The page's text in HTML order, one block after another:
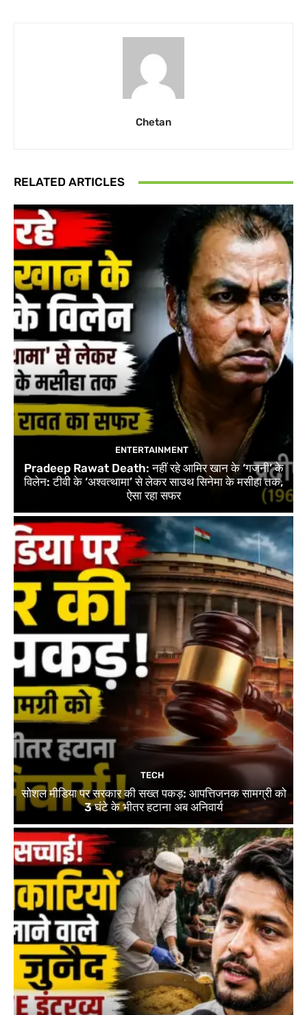
Chetan
RELATED ARTICLES
ENTERTAINMENT
Pradeep Rawat Death: नहीं रहे आमिर खान के ‘गजनी’ के
विलेन: टीवी के ‘अश्वत्थामा’ से लेकर साउथ सिनेमा के मसीहा तक,
ऐसा रहा सफर
TECH
सोशल मीडिया पर सरकार की सख्त पकड़: आपत्तिजनक सामग्री को
3 घंटे के भीतर हटाना अब अनिवार्य